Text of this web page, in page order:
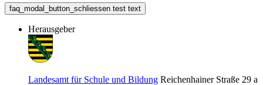
faq_modal_button_schliessen test text
Herausgeber
Landesamt für Schule und Bildung Reichenhainer Straße 29 a